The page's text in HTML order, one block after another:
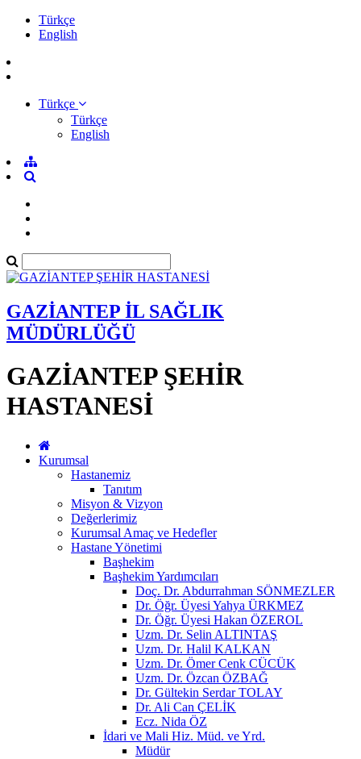
Türkçe
English
Türkçe
Türkçe
English
GAZİANTEP İL SAĞLIK
MÜDÜRLÜĞÜ
GAZİANTEP ŞEHİR
HASTANESİ
Kurumsal
Hastanemiz
Tanıtım
Misyon & Vizyon
Değerlerimiz
Kurumsal Amaç ve Hedefler
Hastane Yönetimi
Başhekim
Başhekim Yardımcıları
Doç. Dr. Abdurrahman SÖNMEZLER
Dr. Öğr. Üyesi Yahya ÜRKMEZ
Dr. Öğr. Üyesi Hakan ÖZEROL
Uzm. Dr. Selin ALTINTAŞ
Uzm. Dr. Halil KALKAN
Uzm. Dr. Ömer Cenk CÜCÜK
Uzm. Dr. Özcan ÖZBAĞ
Dr. Gültekin Serdar TOLAY
Dr. Ali Can ÇELİK
Ecz. Nida ÖZ
İdari ve Mali Hiz. Müd. ve Yrd.
Müdür